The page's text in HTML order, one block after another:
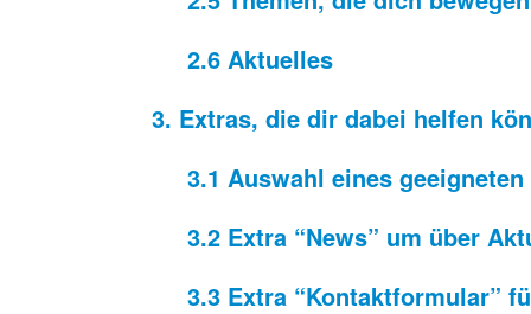
2.6 Aktuelles
3. Extras, die dir dabei helfen
3.1 Auswahl eines
3.2 Extra “News” um über
3.3 Extra “Kontaktformular”